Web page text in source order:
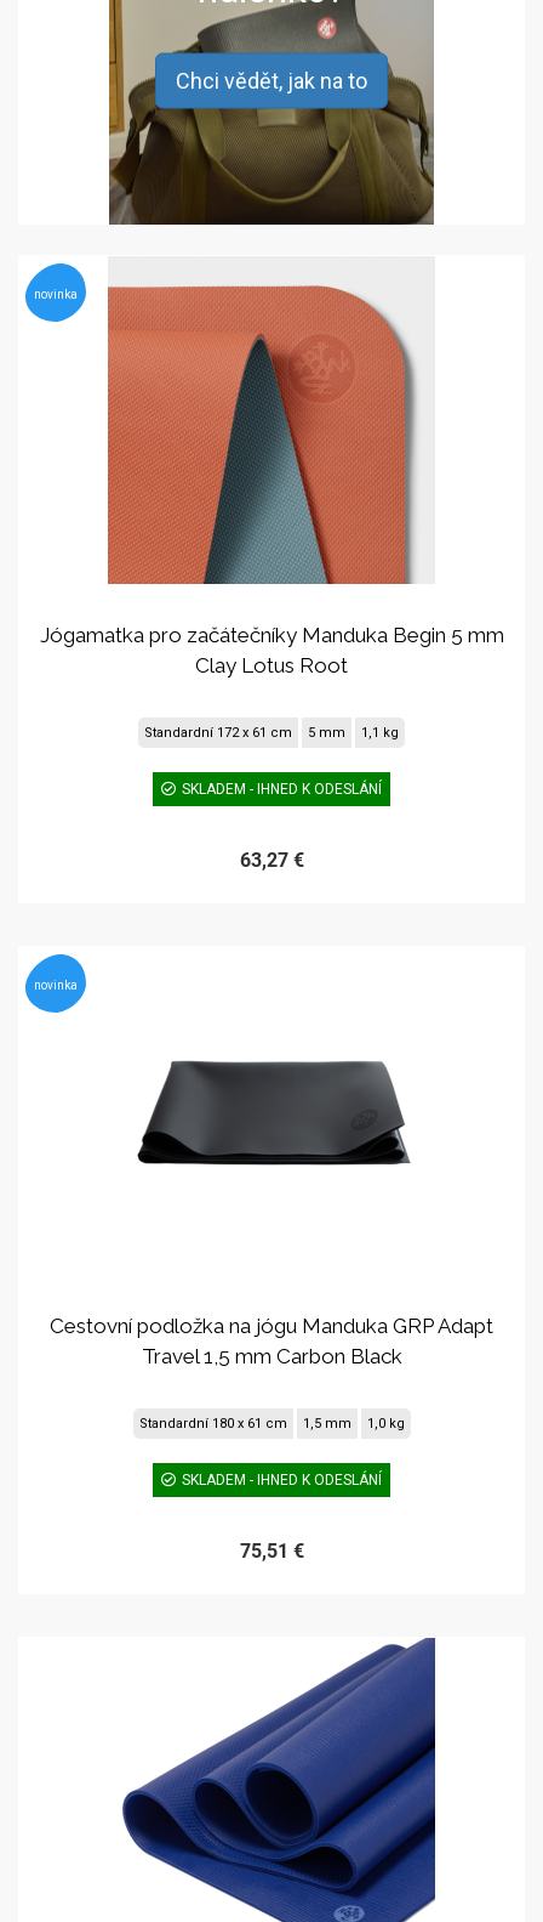
Chci vědět, jak na to
novinka
Jógamatka pro začátečníky Manduka Begin 5 mm
Clay Lotus Root
Standardní 172 x 61 cm 5 mm 1,1 kg
SKLADEM - IHNED K ODESLÁNÍ
63,27 €
novinka
Cestovní podložka na jógu Manduka GRP Adapt
Travel 1,5 mm Carbon Black
Standardní 180 x 61 cm 1,5 mm 1,0 kg
SKLADEM - IHNED K ODESLÁNÍ
75,51 €